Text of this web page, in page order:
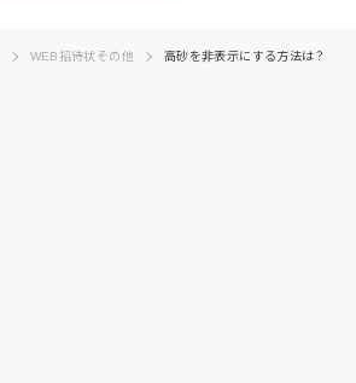
WEB招待状その他 高砂を非表示にする方法は？